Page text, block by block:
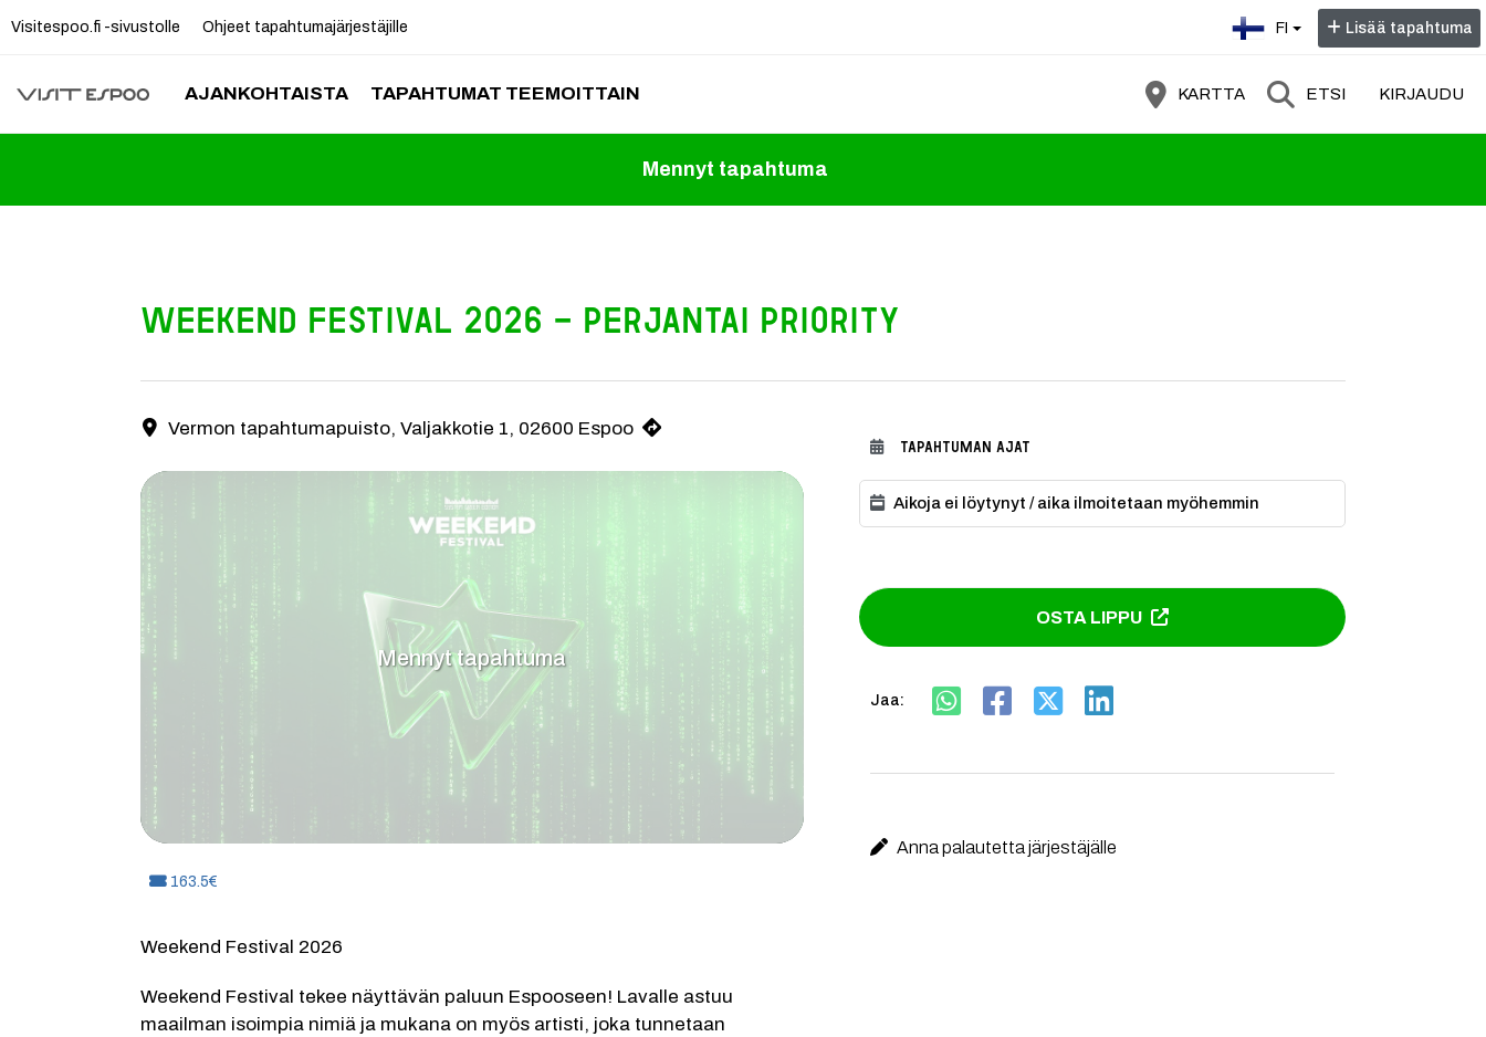
Visitespoo.fi -sivustolle Ohjeet tapahtumajärjestäjille FI Lisää tapahtuma
AJANKOHTAISTA TAPAHTUMAT TEEMOITTAIN KARTTA ETSI KIRJAUDU
Mennyt tapahtuma
WEEKEND FESTIVAL 2026 - PERJANTAI PRIORITY
Weekend Festival 2026 Weekend Festival tekee näyttävän paluun Espooseen! Lavalle astuu maailman isoimpia nimiä ja mukana on myös artisti, joka tunnet
Yhteystiedot
Vermon tapahtumapuisto, Valjakkotie 1, 02600 Espoo
Mennyt tapahtuma
Hinta:163.5€
Weekend Festival 2026
Weekend Festival tekee näyttävän paluun Espooseen! Lavalle astuu
maailman isoimpia nimiä ja mukana on myös artisti, joka tunnetaan
TAPAHTUMAN AJAT
Aikoja ei löytynyt / aika ilmoitetaan myöhemmin
OSTA LIPPU
Jaa:
Anna palautetta järjestäjälle